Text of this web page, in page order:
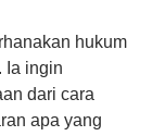
hukum
Ia ingin
dari cara
apa yang